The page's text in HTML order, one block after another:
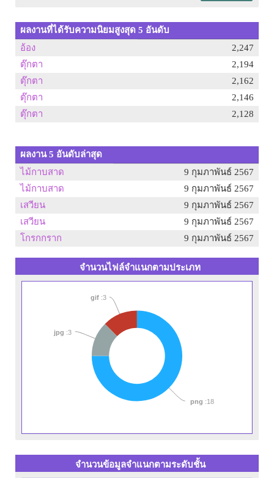
ผลงานที่ได้รับความนิยมสูงสุด 5 อันดับ
อ้อง
2,247
ตุ๊กตา
2,194
ตุ๊กตา
2,162
ตุ๊กตา
2,146
ตุ๊กตา
2,128
ผลงาน 5 อันดับล่าสุด
ไม้กาบสาด
9 กุมภาพันธ์ 2567
ไม้กาบสาด
9 กุมภาพันธ์ 2567
เสวียน
9 กุมภาพันธ์ 2567
เสวียน
9 กุมภาพันธ์ 2567
โกรกกราก
9 กุมภาพันธ์ 2567
จำนวนไฟล์จำแนกตามประเภท
png :18
jpg :3
gif :3
จำนวนข้อมูลจำแนกตามระดับชั้น